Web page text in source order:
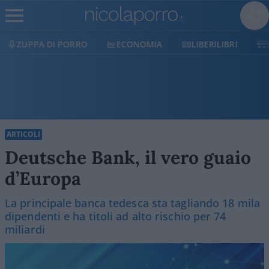
ECONOMIA LIBERILIBRI SHOP SOSTIENICI
ARTICOLI
Deutsche Bank, il vero guaio
d’Europa
La principale banca tedesca sta tagliando 18 mila
dipendenti e ha titoli ad alto rischio per 74
miliardi